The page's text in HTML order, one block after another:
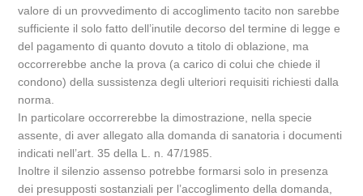
valore di un provvedimento di accoglimento tacito non sarebbe
sufficiente il solo fatto dell’inutile decorso del termine di legge e
del pagamento di quanto dovuto a titolo di oblazione, ma
occorrerebbe anche la prova (a carico di colui che chiede il
condono) della sussistenza degli ulteriori requisiti richiesti dalla
norma.
In particolare occorrerebbe la dimostrazione, nella specie
assente, di aver allegato alla domanda di sanatoria i documenti
indicati nell’art. 35 della L. n. 47/1985.
Inoltre il silenzio assenso potrebbe formarsi solo in presenza
dei presupposti sostanziali per l’accoglimento della domanda,